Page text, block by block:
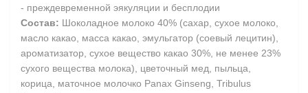
- преждевременной эякуляции и бесплодии
Состав: Шоколадное молоко 40% (сахар, сухое молоко,
масло какао, масса какао, эмульгатор (соевый лецитин),
ароматизатор, сухое вещество какао 30%, не менее 23%
сухого вещества молока), цветочный мед, пыльца,
корица, маточное молочко Panax Ginseng, Tribulus